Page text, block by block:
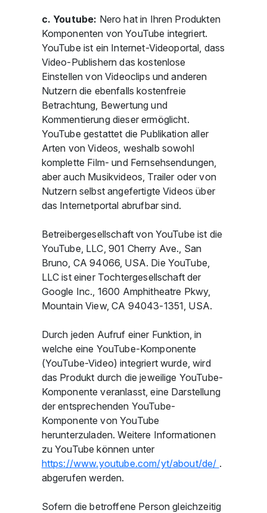
c. Youtube: Nero hat in Ihren Produkten
Komponenten von YouTube integriert.
YouTube ist ein Internet-Videoportal, dass
Video-Publishern das kostenlose
Einstellen von Videoclips und anderen
Nutzern die ebenfalls kostenfreie
Betrachtung, Bewertung und
Kommentierung dieser ermöglicht.
YouTube gestattet die Publikation aller
Arten von Videos, weshalb sowohl
komplette Film- und Fernsehsendungen,
aber auch Musikvideos, Trailer oder von
Nutzern selbst angefertigte Videos über
das Internetportal abrufbar sind.
Betreibergesellschaft von YouTube ist die
YouTube, LLC, 901 Cherry Ave., San
Bruno, CA 94066, USA. Die YouTube,
LLC ist einer Tochtergesellschaft der
Google Inc., 1600 Amphitheatre Pkwy,
Mountain View, CA 94043-1351, USA.
Durch jeden Aufruf einer Funktion, in
welche eine YouTube-Komponente
(YouTube-Video) integriert wurde, wird
das Produkt durch die jeweilige YouTube-
Komponente veranlasst, eine Darstellung
der entsprechenden YouTube-
Komponente von YouTube
herunterzuladen. Weitere Informationen
zu YouTube können unter
https://www.youtube.com/yt/about/de/ .
abgerufen werden.
Sofern die betroffene Person gleichzeitig